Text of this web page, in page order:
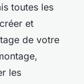
toutes les
et
de votre
les